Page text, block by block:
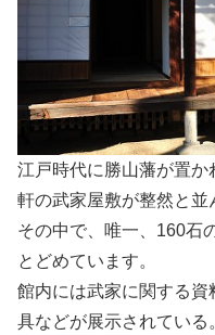
江戸時代に勝山藩が置
軒の武家屋敷が整然と並
その中で、唯一、160石
とどめています。
館内には武家に関する
具などが展示されている